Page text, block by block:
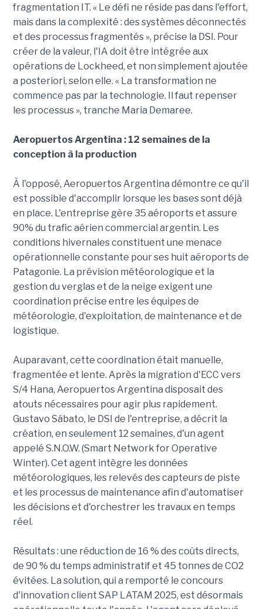
fragmentation IT. « Le défi ne réside pas dans l'effort,
mais dans la complexité : des systèmes déconnectés
et des processus fragmentés », précise la DSI. Pour
créer de la valeur, l'IA doit être intégrée aux
opérations de Lockheed, et non simplement ajoutée
a posteriori, selon elle. « La transformation ne
commence pas par la technologie. Il faut repenser
les processus », tranche Maria Demaree.
Aeropuertos Argentina : 12 semaines de la
conception à la production
À l'opposé, Aeropuertos Argentina démontre ce qu'il
est possible d'accomplir lorsque les bases sont déjà
en place. L'entreprise gère 35 aéroports et assure
90% du trafic aérien commercial argentin. Les
conditions hivernales constituent une menace
opérationnelle constante pour ses huit aéroports de
Patagonie. La prévision météorologique et la
gestion du verglas et de la neige exigent une
coordination précise entre les équipes de
météorologie, d'exploitation, de maintenance et de
logistique.
Auparavant, cette coordination était manuelle,
fragmentée et lente. Après la migration d'ECC vers
S/4 Hana, Aeropuertos Argentina disposait des
atouts nécessaires pour agir plus rapidement.
Gustavo Sábato, le DSI de l'entreprise, a décrit la
création, en seulement 12 semaines, d'un agent
appelé S.N.O.W. (Smart Network for Operative
Winter). Cet agent intègre les données
météorologiques, les relevés des capteurs de piste
et les processus de maintenance afin d'automatiser
les décisions et d'orchestrer les travaux en temps
réel.
Résultats : une réduction de 16 % des coûts directs,
de 90 % du temps administratif et 45 tonnes de CO2
évitées. La solution, qui a remporté le concours
d'innovation client SAP LATAM 2025, est désormais